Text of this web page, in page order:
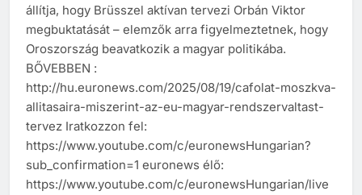
állítja, hogy Brüsszel aktívan tervezi Orbán Viktor
megbuktatását – elemzők arra figyelmeztetnek, hogy
Oroszország beavatkozik a magyar politikába.
BŐVEBBEN :
http://hu.euronews.com/2025/08/19/cafolat-moszkva-
allitasaira-miszerint-az-eu-magyar-rendszervaltast-
tervez Iratkozzon fel:
https://www.youtube.com/c/euronewsHungarian?
sub_confirmation=1 euronews élő:
https://www.youtube.com/c/euronewsHungarian/live